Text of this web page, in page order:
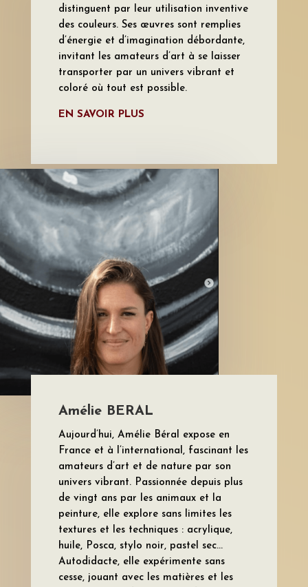
distinguent par leur utilisation inventive
des couleurs. Ses œuvres sont remplies
d’énergie et d’imagination débordante,
invitant les amateurs d’art à se laisser
transporter par un univers vibrant et
coloré où tout est possible.
EN SAVOIR PLUS
Amélie BERAL
Aujourd’hui, Amélie Béral expose en
France et à l’international, fascinant les
amateurs d’art et de nature par son
univers vibrant. Passionnée depuis plus
de vingt ans par les animaux et la
peinture, elle explore sans limites les
textures et les techniques : acrylique,
huile, Posca, stylo noir, pastel sec…
Autodidacte, elle expérimente sans
cesse, jouant avec les matières et les